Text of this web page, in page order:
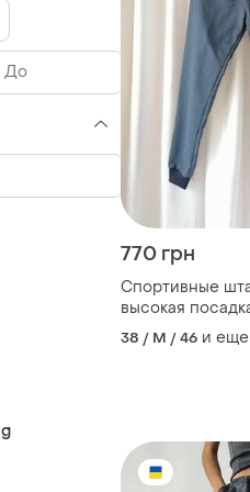
770 грн
Спортивные
высокая
прошитая
38 / M / 46 и еще